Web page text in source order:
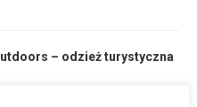
– odzież turystyczna